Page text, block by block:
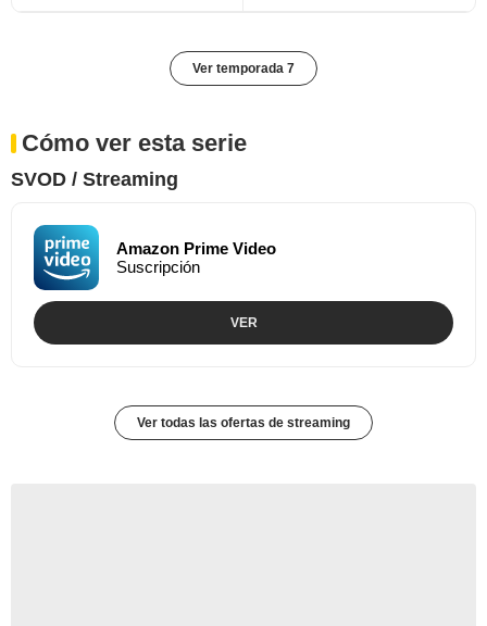
Ver temporada 7
Cómo ver esta serie
SVOD / Streaming
Amazon Prime Video
Suscripción
VER
Ver todas las ofertas de streaming